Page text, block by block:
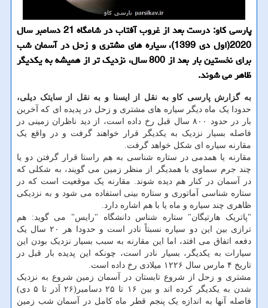
پارسی كاو: درست بعد از غروب آفتاب در شامگاه 21 دسامبر سال
2020(اول دی 1399)، سیاره های مشتری و زحل در آسمان شب
برای نخستین بار بعد از 800 سال، نزدیك تر از همیشه به یكدیگر
ظاهر می شوند.
به گزارش پارسی کاو به نقل از ایسنا و به نقل از سایتک دیلی،
حدودا یک ماه دیگر سیاره های مشتری و زحل در پدیده ای که آخرین
بار در حدود ۸۰۰ سال قبل رخ داده است، از دید ناظران زمینی در
فاصله بسیار نزدیک به یکدیگر قرار خواهند گرفت و در واقع یک
مقارنه سیاره ای شکل خواهد گرفت.
مقارنه یا همدمی در ستاره شناسی به هم راستا قرار گرفتن دو یا
چند جرم سماوی با همدیگر از منظر زمین می گویند، به شکلی که
در آسمان در کنار هم دیده شوند. مقارنه یک موقعیت است که در
ستاره شناسی آماتوری و ستاره بینی استفاده می شود و به نزدیکی
ظاهری چند سیاره و ماه یا با هم اشاره دارد.
"پاتریک هارتیگان" ستاره شناس دانشگاه "رایس" می گوید: هم
ترازی بین این دو سیاره نسبتاً نادر است و حدودا هر ۲۰ سال یک
دفعه اتفاق می افتد، اما این مقارنه به سبب بسیار نزدیک بودن این
سیارات به یکدیگر، بسیار نادر است، چونکه این پدیده بار قبل در
تاریخ ۴ مارس سال ۱۲۲۶ میلادی رخ داده است.
مشتری و زحل از شروع تابستان در آسمان زمین شروع به نزدیک
شدن به یکدیگر کرده اند و بین ۱۶ تا ۲۵ دسامبر(۲۶ آذر تا ۵ دی)
فاصله آنها به اندازه یک پنجم قطر ماه کامل در آسمان شب زمین